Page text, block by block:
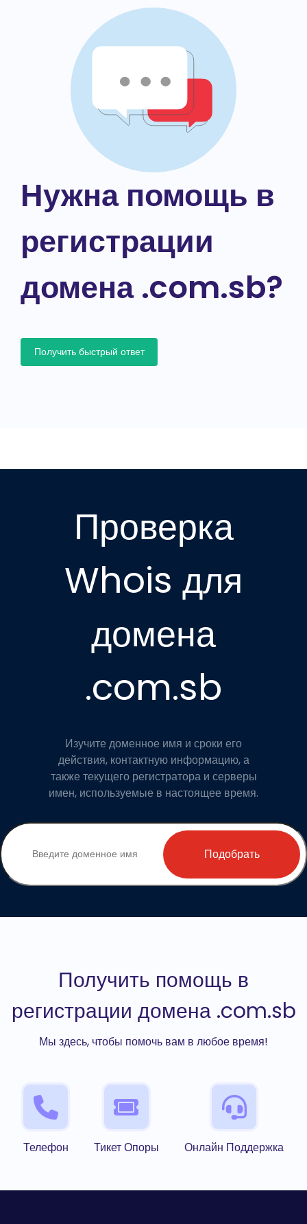
Нужна помощь в
регистрации
домена .com.sb?
Получить быстрый ответ
Проверка
Whois для
домена
.com.sb
Изучите доменное имя и сроки его
действия, контактную информацию, а
также текущего регистратора и серверы
имен, используемые в настоящее время.
Подобрать
Получить помощь в
регистрации домена .com.sb
Мы здесь, чтобы помочь вам в любое время!
Телефон Тикет Опоры Онлайн Поддержка